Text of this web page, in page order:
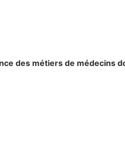
des métiers de médecins